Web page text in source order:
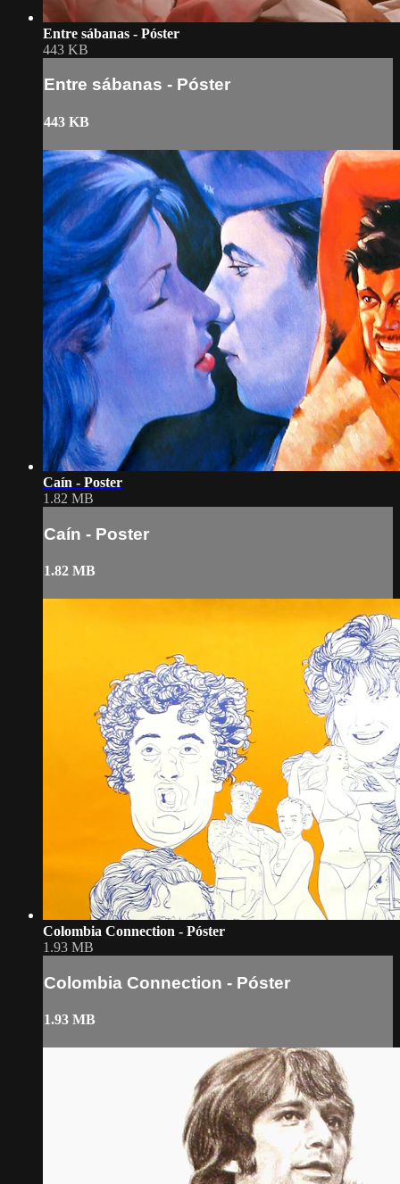
Entre sábanas - Póster
443 KB
Entre sábanas - Póster
443 KB
Caín - Poster
1.82 MB
Caín - Poster
1.82 MB
Colombia Connection - Póster
1.93 MB
Colombia Connection - Póster
1.93 MB